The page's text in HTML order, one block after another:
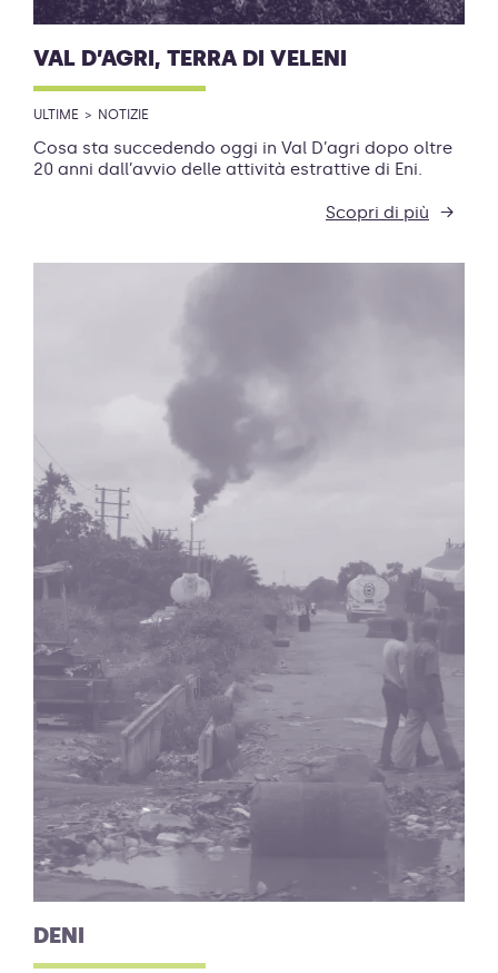
VAL D’AGRI, TERRA DI VELENI
ULTIME NOTIZIE
Cosa sta succedendo oggi in Val D’agri dopo oltre
20 anni dall’avvio delle attività estrattive di Eni.
Scopri di più
DENI